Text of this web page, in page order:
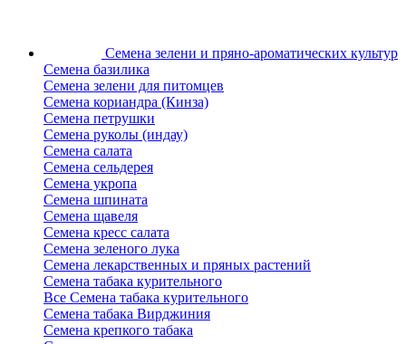
Семена зелени и пряно-ароматических культур
Семена базилика
Семена зелени для питомцев
Семена кориандра (Кинза)
Семена петрушки
Семена руколы (индау)
Семена салата
Семена сельдерея
Семена укропа
Семена шпината
Семена щавеля
Семена кресс салата
Семена зеленого лука
Семена лекарственных и пряных растений
Семена табака курительного
Все Семена табака курительного
Семена табака Вирджиния
Семена крепкого табака